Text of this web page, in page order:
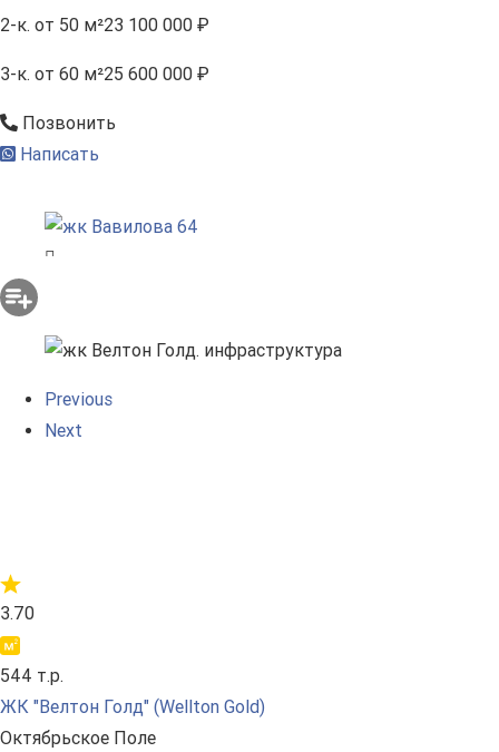
2-к. от 50 м²23 100 000 ₽
3-к. от 60 м²25 600 000 ₽
Позвонить
Написать
Previous
Next
3.70
544 т.р.
ЖК "Велтон Голд" (Wellton Gold)
Октябрьское Поле